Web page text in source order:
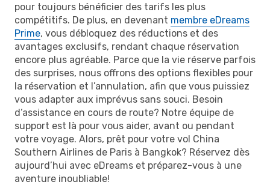
pour toujours bénéficier des tarifs les plus
compétitifs. De plus, en devenant membre eDreams
Prime, vous débloquez des réductions et des
avantages exclusifs, rendant chaque réservation
encore plus agréable. Parce que la vie réserve parfois
des surprises, nous offrons des options flexibles pour
la réservation et l’annulation, afin que vous puissiez
vous adapter aux imprévus sans souci. Besoin
d’assistance en cours de route? Notre équipe de
support est là pour vous aider, avant ou pendant
votre voyage. Alors, prêt pour votre vol China
Southern Airlines de Paris à Bangkok? Réservez dès
aujourd’hui avec eDreams et préparez-vous à une
aventure inoubliable!